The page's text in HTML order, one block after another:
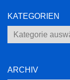
KATEGORIEN
Kategorien
ARCHIV